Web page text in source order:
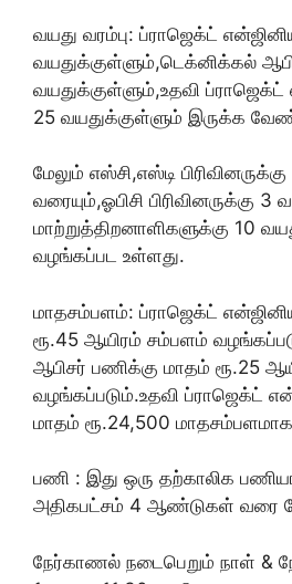
வயது வரம்பு: ப்ராஜெக்ட்
வயதுக்குள்ளும்,டெக்னிக்கல்
வயதுக்குள்ளும்,உதவி
25 வயதுக்குள்ளும் இருக்க
மேலும் எஸ்சி,எஸ்டி
வரையும்,ஓபிசி பிரிவினருக்கு 3
மாற்றுத்திறனாளிகளுக்கு 10
வழங்கப்பட உள்ளது.
மாதசம்பளம்: ப்ராஜெக்ட்
ரூ.45 ஆயிரம் சம்பளம்
ஆபிசர் பணிக்கு மாதம் ரூ.25
வழங்கப்படும்.உதவி ப்ராஜெக்ட்
மாதம் ரூ.24,500
பணி : இது ஒரு தற்காலிக
அதிகபட்சம் 4 ஆண்டுகள் வரை
நேர்காணல் நடைபெறும் நாள் &